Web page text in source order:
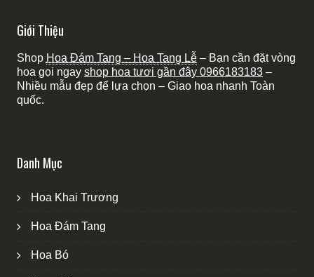
Giới Thiệu
Shop Hoa Đám Tang – Hoa Tang Lễ– Bạn cần đặt vòng
hoa gọi ngay shop hoa tươi gần đây 0966183183–
Nhiều mẫu đẹp để lựa chọn – Giao hoa nhanh Toàn
quốc.
Danh Mục
Hoa Khai Trương
Hoa Đám Tang
Hoa Bó